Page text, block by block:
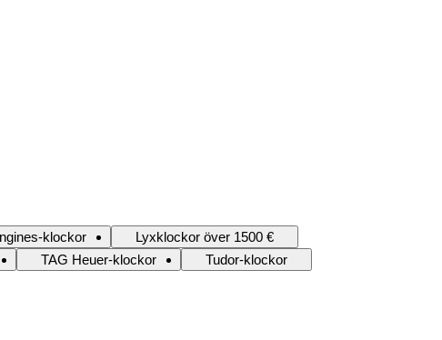
klockor
Lyxklockor över 1500 €
TAG Heuer-klockor
Tudor-klockor